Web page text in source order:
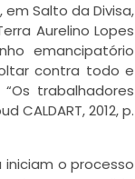
Salto da Divisa,
Aurelino Lopes
emancipatório
contra todo e
trabalhadores
2012, p.
o processo